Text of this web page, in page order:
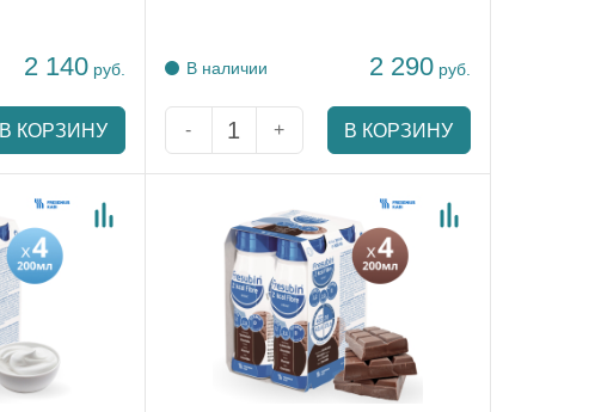
2 140руб.
В КОРЗИНУ
В наличии 2 290руб.
- + В КОРЗИНУ